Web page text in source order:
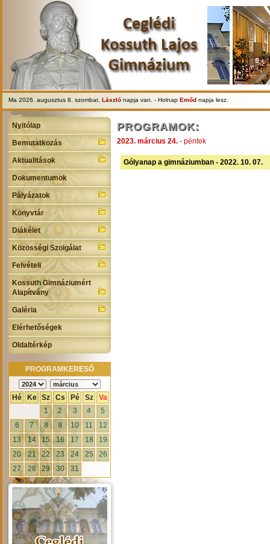
Ma 2026. augusztus 8. szombat, László napja van. - Holnap Emőd napja lesz.
Nyitólap
Bemutatkozás
Aktualitások
Dokumentumok
Pályázatok
Könyvtár
Diákélet
Közösségi Szolgálat
Felvételi
Kossuth Gimnáziumért
Alapítvány
Galéria
Elérhetőségek
Oldaltérkép
PROGRAMKERESŐ
Hé Ke Sz Cs Pé Sz
Va
1
2 3 4
5
6
7 8 9 10 11
12
13
14 15 16 17 18
19
20
21 22 23 24 25
26
27
28 29 30 31
PROGRAMOK:
2023. március 24. - péntek
Gólyanap a gimnáziumban - 2022. 10. 07.